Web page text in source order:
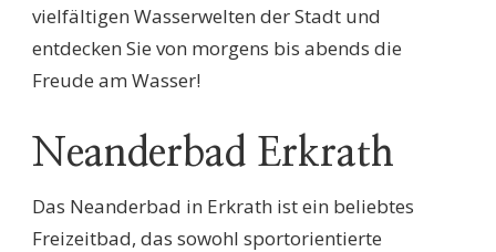
vielfältigen Wasserwelten der Stadt und
entdecken Sie von morgens bis abends die
Freude am Wasser!
Neanderbad Erkrath
Das Neanderbad in Erkrath ist ein beliebtes
Freizeitbad, das sowohl sportorientierte